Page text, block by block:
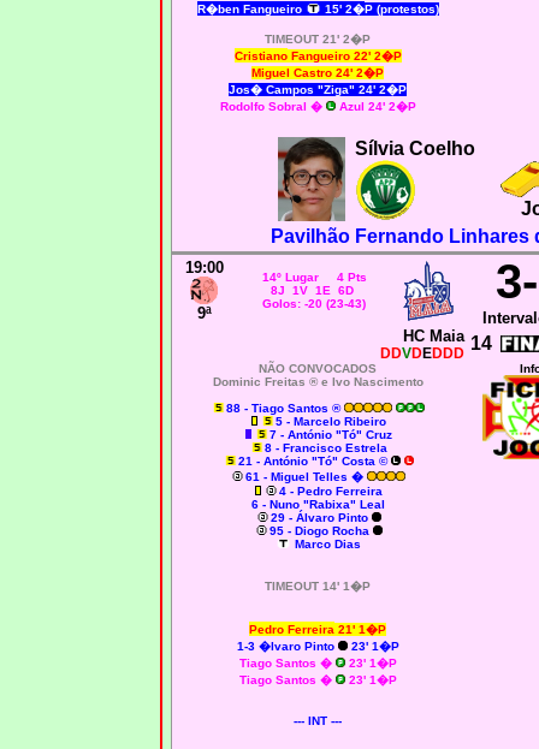
R�ben Fangueiro
15' 2�P (protestos)
TIMEOUT 21' 2�P
CristianoFangueiro 22' 2�P
Miguel Castro 24' 2�P
Jos� Campos "Ziga" 24' 2�P
Rodolfo Sobral �
Azul 24' 2�P
Sílvia Coelho
Pavilhão Fernando Linhares
19:00
9ª
14º Lugar 4 Pts
8J 1V 1E 6D
Golos: -20 (23-43)
HC Maia
DDVDEDDD 14
NÃO CONVOCADOS
Dominic Freitas ® e Ivo Nascimento
88 - Tiago Santos ®
5 - Marcelo Ribeiro
7 - António "Tó" Cruz
8 - Francisco Estrela
21 - António "Tó" Costa ©
61 - Miguel Telles �
4 - Pedro Ferreira
6 - Nuno "Rabixa" Leal
29 - Álvaro Pinto
95 - Diogo Rocha
Marco Dias
TIMEOUT 14' 1�P
Pedro Ferreira 21' 1�P
1-3 �lvaro Pinto
23' 1�P
Tiago Santos �
23' 1�P
Tiago Santos �
23' 1�P
--- INT ---